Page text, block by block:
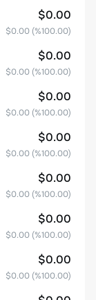
$0.00
$0.00 (%100.00)
$0.00
$0.00 (%100.00)
$0.00
$0.00 (%100.00)
$0.00
$0.00 (%100.00)
$0.00
$0.00 (%100.00)
$0.00
$0.00 (%100.00)
$0.00
$0.00 (%100.00)